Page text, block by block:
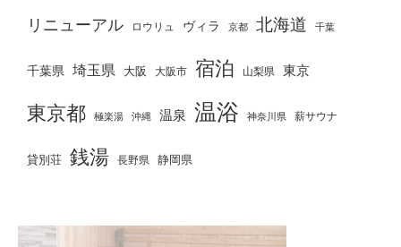
リニューアル ロウリュ ヴィラ 京都 北海道 千葉
千葉県 埼玉県 大阪 大阪市 宿泊 山梨県 東京
東京都 極楽湯 沖縄 温泉 温浴 神奈川県 薪サウナ
貸別荘 銭湯 長野県 静岡県